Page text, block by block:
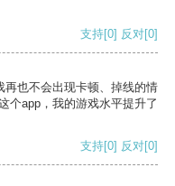
支持[0] 反对[0]
再也不会出现卡顿、掉线的情
个app，我的游戏水平提升了
支持[0] 反对[0]